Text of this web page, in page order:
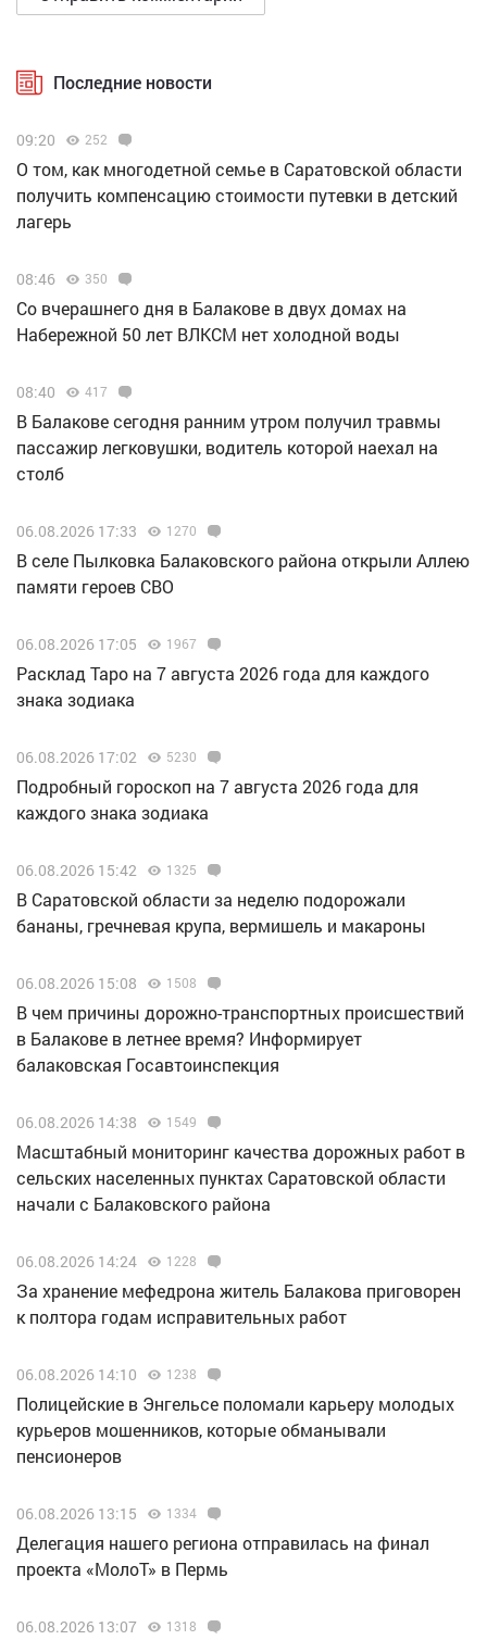
Последние новости
09:20 252
О том, как многодетной семье в Саратовской области
получить компенсацию стоимости путевки в детский
лагерь
08:46 350
Со вчерашнего дня в Балакове в двух домах на
Набережной 50 лет ВЛКСМ нет холодной воды
08:40 417
В Балакове сегодня ранним утром получил травмы
пассажир легковушки, водитель которой наехал на
столб
06.08.2026 17:33 1270
В селе Пылковка Балаковского района открыли Аллею
памяти героев СВО
06.08.2026 17:05 1967
Расклад Таро на 7 августа 2026 года для каждого
знака зодиака
06.08.2026 17:02 5230
Подробный гороскоп на 7 августа 2026 года для
каждого знака зодиака
06.08.2026 15:42 1325
В Саратовской области за неделю подорожали
бананы, гречневая крупа, вермишель и макароны
06.08.2026 15:08 1508
В чем причины дорожно-транспортных происшествий
в Балакове в летнее время? Информирует
балаковская Госавтоинспекция
06.08.2026 14:38 1549
Масштабный мониторинг качества дорожных работ в
сельских населенных пунктах Саратовской области
начали с Балаковского района
06.08.2026 14:24 1228
За хранение мефедрона житель Балакова приговорен
к полтора годам исправительных работ
06.08.2026 14:10 1238
Полицейские в Энгельсе поломали карьеру молодых
курьеров мошенников, которые обманывали
пенсионеров
06.08.2026 13:15 1334
Делегация нашего региона отправилась на финал
проекта «МолоТ» в Пермь
06.08.2026 13:07 1318